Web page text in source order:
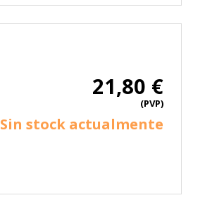
21,80 €
(PVP)
Sin stock actualmente